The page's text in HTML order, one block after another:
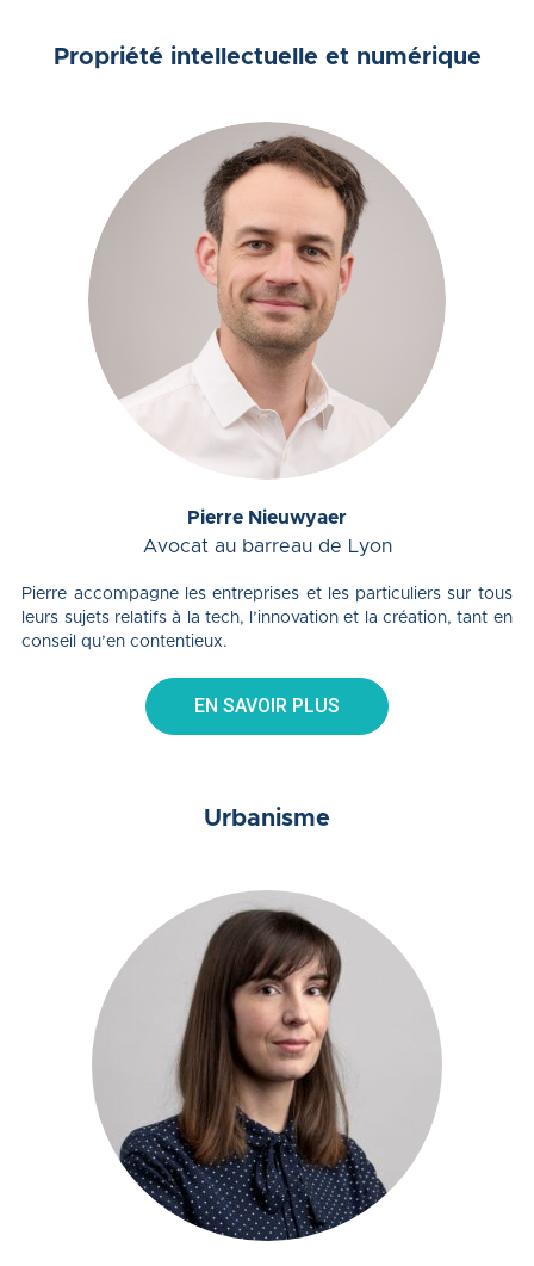
Propriété intellectuelle et numérique
Pierre Nieuwyaer
Avocat au barreau de Lyon
Pierre accompagne les entreprises et les particuliers sur tous
leurs sujets relatifs à la tech, l’innovation et la création, tant en
conseil qu’en contentieux.
EN SAVOIR PLUS
Urbanisme